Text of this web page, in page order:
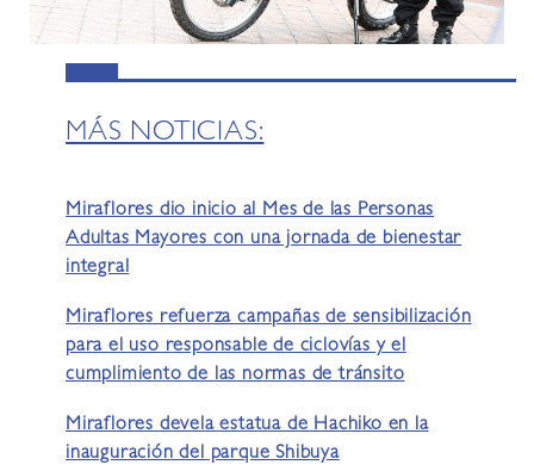
MÁS NOTICIAS:
Miraflores dio inicio al Mes de las Personas
Adultas Mayores con una jornada de bienestar
integral
Miraflores refuerza campañas de sensibilización
para el uso responsable de ciclovías y el
cumplimiento de las normas de tránsito
Miraflores devela estatua de Hachiko en la
inauguración del parque Shibuya